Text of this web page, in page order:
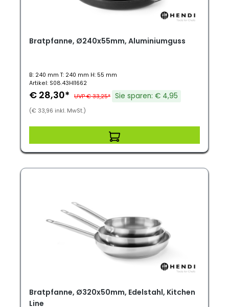
Bratpfanne, Ø240x55mm, Aluminiumguss
B: 240 mm T: 240 mm H: 55 mm
Artikel: S08.43HI1662
€ 28,30* UVP € 33,25* Sie sparen: € 4,95
(€ 33,96 inkl. MwSt.)
Bratpfanne, Ø320x50mm, Edelstahl, Kitchen
Line